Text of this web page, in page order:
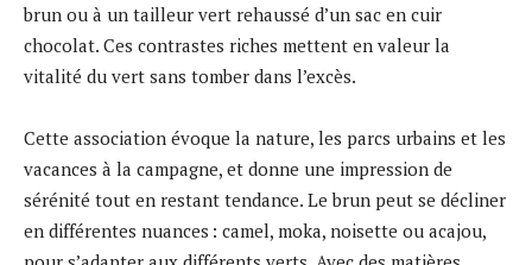
brun ou à un tailleur vert rehaussé d’un sac en cuir
chocolat. Ces contrastes riches mettent en valeur la
vitalité du vert sans tomber dans l’excès.
Cette association évoque la nature, les parcs urbains et les
vacances à la campagne, et donne une impression de
sérénité tout en restant tendance. Le brun peut se décliner
en différentes nuances : camel, moka, noisette ou acajou,